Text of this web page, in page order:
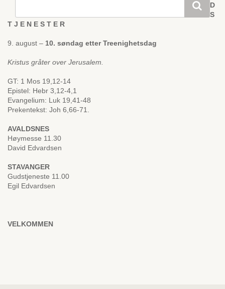
D
S
T J E N E S T E R
9. august – 10. søndag etter Treenighetsdag
Kristus gråter over Jerusalem.
GT: 1 Mos 19,12-14
Epistel: Hebr 3,12-4,1
Evangelium: Luk 19,41-48
Prekentekst: Joh 6,66-71.
AVALDSNES
Høymesse 11.30
David Edvardsen
STAVANGER
Gudstjeneste 11.00
Egil Edvardsen
VELKOMMEN